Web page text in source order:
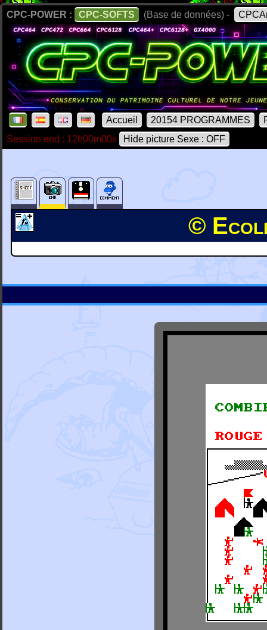
CPC-POWER : CPC-SOFTS (Base de données) -
Accueil 20154 PROGRAMMES
Session end : 12h00m00s
Hide picture Sexe : OFF
©